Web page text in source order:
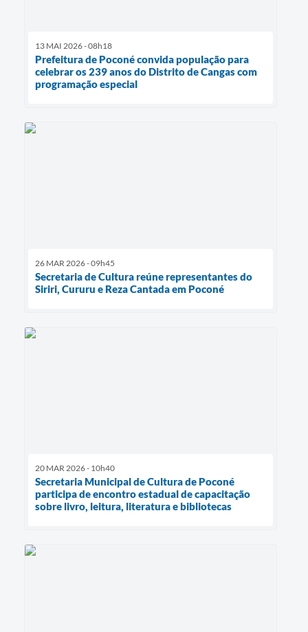
13 MAI 2026 - 08h18
Prefeitura de Poconé convida população para
celebrar os 239 anos do Distrito de Cangas com
programação especial
26 MAR 2026 - 09h45
Secretaria de Cultura reúne representantes do
Siriri, Cururu e Reza Cantada em Poconé
20 MAR 2026 - 10h40
Secretaria Municipal de Cultura de Poconé
participa de encontro estadual de capacitação
sobre livro, leitura, literatura e bibliotecas